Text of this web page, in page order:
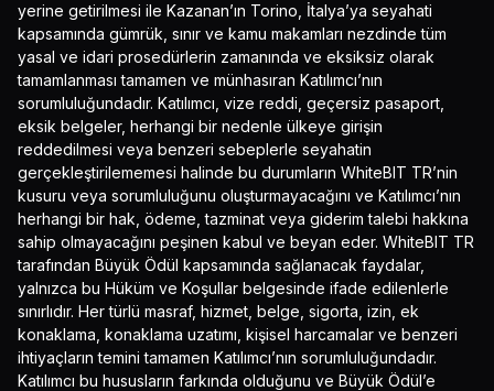
yerine getirilmesi ile Kazanan’ın Torino, İtalya’ya seyahati
kapsamında gümrük, sınır ve kamu makamları nezdinde tüm
yasal ve idari prosedürlerin zamanında ve eksiksiz olarak
tamamlanması tamamen ve münhasıran Katılımcı’nın
sorumluluğundadır. Katılımcı, vize reddi, geçersiz pasaport,
eksik belgeler, herhangi bir nedenle ülkeye girişin
reddedilmesi veya benzeri sebeplerle seyahatin
gerçekleştirilememesi halinde bu durumların WhiteBIT TR’nin
kusuru veya sorumluluğunu oluşturmayacağını ve Katılımcı’nın
herhangi bir hak, ödeme, tazminat veya giderim talebi hakkına
sahip olmayacağını peşinen kabul ve beyan eder. WhiteBIT TR
tarafından Büyük Ödül kapsamında sağlanacak faydalar,
yalnızca bu Hüküm ve Koşullar belgesinde ifade edilenlerle
sınırlıdır. Her türlü masraf, hizmet, belge, sigorta, izin, ek
konaklama, konaklama uzatımı, kişisel harcamalar ve benzeri
ihtiyaçların temini tamamen Katılımcı’nın sorumluluğundadır.
Katılımcı bu hususların farkında olduğunu ve Büyük Ödül’e